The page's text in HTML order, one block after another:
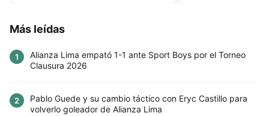
Más leídas
1
Alianza Lima empató 1-1 ante Sport Boys por el Torneo
Clausura 2026
2
Pablo Guede y su cambio táctico con Eryc Castillo para
volverlo goleador de Alianza Lima